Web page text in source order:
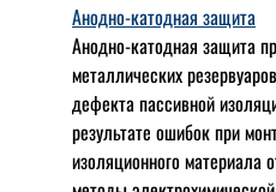
Анодно-катодная защита
Анодно-катодная защита
металлических
дефекта пассивной
результате ошибок при
изоляционного материала